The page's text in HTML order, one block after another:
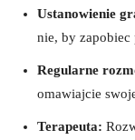
Ustanowienie
nie, by zapobiec
Regularne
omawiajcie
Terapeuta: